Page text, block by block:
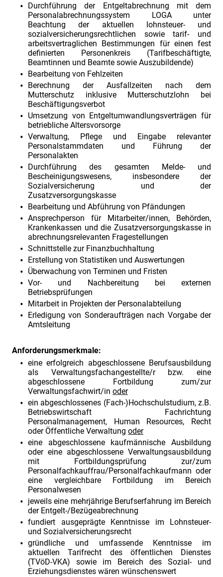
Durchführung der Entgeltabrechnung mit dem
Personalabrechnungssystem LOGA unter
Beachtung der aktuellen lohnsteuer- und
sozialversicherungsrechtlichen sowie tarif- und
arbeitsvertraglichen Bestimmungen für einen fest
definierten Personenkreis (Tarifbeschäftigte,
Beamtinnen und Beamte sowie Auszubildende)
Bearbeitung von Fehlzeiten
Berechnung der Ausfallzeiten nach dem
Mutterschutz inklusive Mutterschutzlohn bei
Beschäftigungsverbot
Umsetzung von Entgeltumwandlungsverträgen für
betriebliche Altersvorsorge
Verwaltung, Pflege und Eingabe relevanter
Personalstammdaten und Führung der
Personalakten
Durchführung des gesamten Melde- und
Bescheinigungswesens, insbesondere der
Sozialversicherung und der
Zusatzversorgungskasse
Bearbeitung und Abführung von Pfändungen
Ansprechperson für Mitarbeiter/innen, Behörden,
Krankenkassen und die Zusatzversorgungskasse in
abrechnungsrelevanten Fragestellungen
Schnittstelle zur Finanzbuchhaltung
Erstellung von Statistiken und Auswertungen
Überwachung von Terminen und Fristen
Vor- und Nachbereitung bei externen
Betriebsprüfungen
Mitarbeit in Projekten der Personalabteilung
Erledigung von Sonderaufträgen nach Vorgabe der
Amtsleitung
Anforderungsmerkmale:
eine erfolgreich abgeschlossene Berufsausbildung
als Verwaltungsfachangestellte/r bzw. eine
abgeschlossene Fortbildung zum/zur
Verwaltungsfachwirt/in oder
ein abgeschlossenes (Fach-)Hochschulstudium, z.B.
Betriebswirtschaft Fachrichtung
Personalmanagement, Human Resources, Recht
oder Öffentliche Verwaltung oder
eine abgeschlossene kaufmännische Ausbildung
oder eine abgeschlossene Verwaltungsausbildung
mit Fortbildungsprüfung zur/zum
Personalfachkauffrau/Personalfachkaufmann oder
eine vergleichbare Fortbildung im Bereich
Personalwesen
jeweils eine mehrjährige Berufserfahrung im Bereich
der Entgelt-/Bezügeabrechnung
fundiert ausgeprägte Kenntnisse im Lohnsteuer-
und Sozialversicherungsrecht
gründliche und umfassende Kenntnisse im
aktuellen Tarifrecht des öffentlichen Dienstes
(TVöD-VKA) sowie im Bereich des Sozial- und
Erziehungsdienstes wären wünschenswert